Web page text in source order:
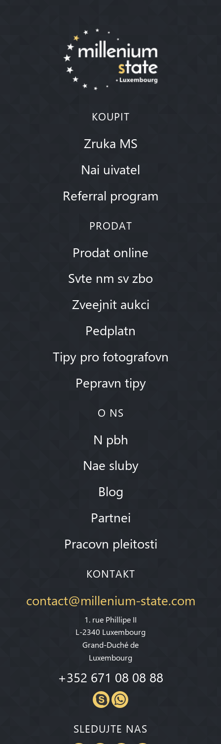
KOUPIT
Zruka MS
Nai uivatel
Referral program
PRODAT
Prodat online
Svte nm sv zbo
Zveejnit aukci
Pedplatn
Tipy pro fotografovn
Pepravn tipy
O NS
N pbh
Nae sluby
Blog
Partnei
Pracovn pleitosti
KONTAKT
contact@millenium-state.com
1. rue Phillipe II
L-2340 Luxembourg
Grand-Duché de
Luxembourg
+352 671 08 08 88
SLEDUJTE NAS